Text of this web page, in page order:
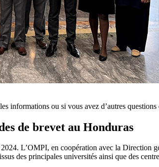
informations ou si vous avez d’autres
de brevet au Honduras
L’OMPI, en coopération avec la
des principales universités ainsi que des